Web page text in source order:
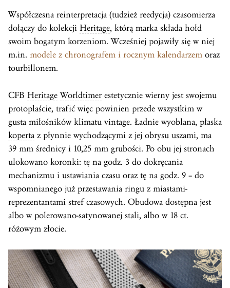
Współczesna reinterpretacja (tudzież reedycja) czasomierza
dołączy do kolekcji Heritage, którą marka składa hołd
swoim bogatym korzeniom. Wcześniej pojawiły się w niej
m.in. modele z chronografem i rocznym kalendarzem oraz
tourbillonem.
CFB Heritage Worldtimer estetycznie wierny jest swojemu
protoplaście, trafić więc powinien przede wszystkim w
gusta miłośników klimatu vintage. Ładnie wyoblana, płaska
koperta z płynnie wychodzącymi z jej obrysu uszami, ma
39 mm średnicy i 10,25 mm grubości. Po obu jej stronach
ulokowano koronki: tę na godz. 3 do dokręcania
mechanizmu i ustawiania czasu oraz tę na godz. 9 – do
wspomnianego już przestawania ringu z miastami-
reprezentantami stref czasowych. Obudowa dostępna jest
albo w polerowano-satynowanej stali, albo w 18 ct.
różowym złocie.